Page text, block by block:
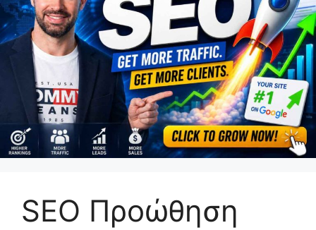
SEO Προώθηση